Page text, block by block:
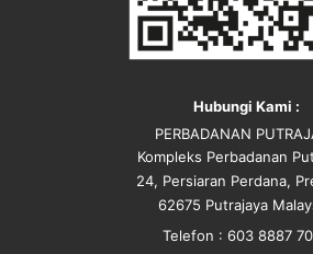
Hubungi Kami :
PERBADANAN
Kompleks Perbadanan
24, Persiaran Perdana,
62675 Putrajaya
Telefon : 603 8887